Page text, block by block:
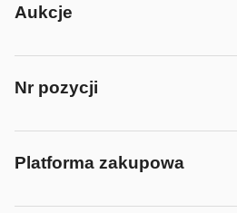
Aukcje
Nr pozycji
Platforma zakupowa